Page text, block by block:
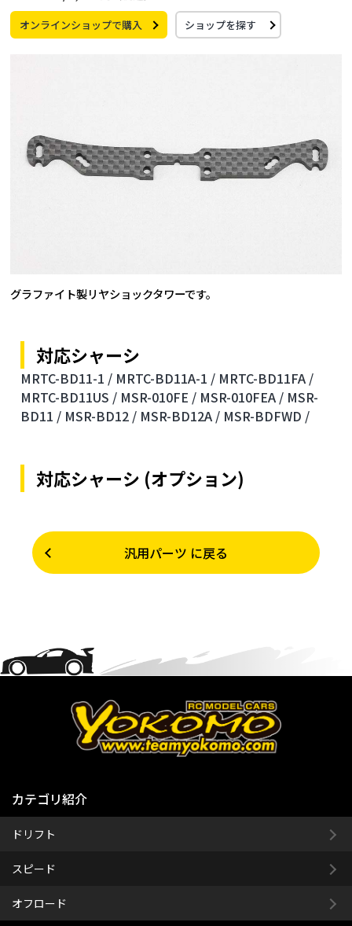
オンラインショップで購入 ショップを探す
グラファイト製リヤショックタワーです。
対応シャーシ
MRTC-BD11-1 / MRTC-BD11A-1 / MRTC-BD11FA /
MRTC-BD11US / MSR-010FE / MSR-010FEA / MSR-
BD11 / MSR-BD12 / MSR-BD12A / MSR-BDFWD /
対応シャーシ (オプション)
汎用パーツ に戻る
カテゴリ紹介
ドリフト
スピード
オフロード